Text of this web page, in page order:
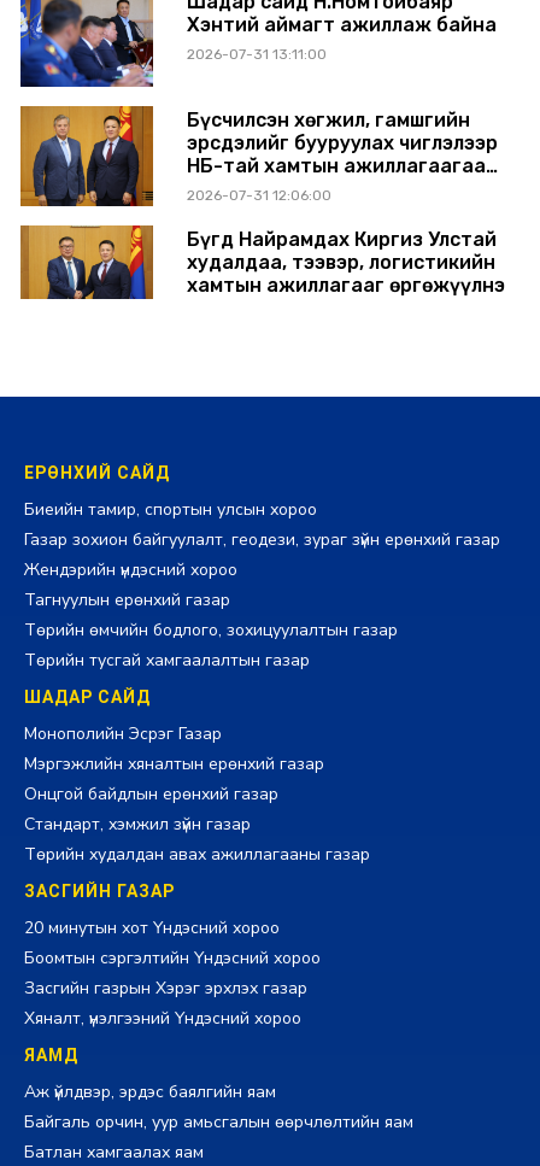
Хэнтий аймагт ажиллаж байна
2026-07-31 13:11:00
Бүсчилсэн хөгжил, гамшгийн
эрсдэлийг бууруулах чиглэлээр
НҮБ-тай хамтын ажиллагаагаа
өргөжүүлэхээр санал солилцлоо
2026-07-31 12:06:00
Бүгд Найрамдах Киргиз Улстай
худалдаа, тээвэр, логистикийн
хамтын ажиллагааг өргөжүүлнэ
ЕРӨНХИЙ САЙД
Биеийн тамир, спортын улсын хороо
Газар зохион байгуулалт, геодези, зураг зүйн ерөнхий газар
Жендэрийн үндэсний хороо
Тагнуулын ерөнхий газар
Төрийн өмчийн бодлого, зохицуулалтын газар
Төрийн тусгай хамгаалалтын газар
ШАДАР САЙД
Монополийн Эсрэг Газар
Мэргэжлийн хяналтын ерөнхий газар
Онцгой байдлын ерөнхий газар
Стандарт, хэмжил зүйн газар
Төрийн худалдан авах ажиллагааны газар
ЗАСГИЙН ГАЗАР
20 минутын хот Үндэсний хороо
Боомтын сэргэлтийн Үндэсний хороо
Засгийн газрын Хэрэг эрхлэх газар
Хяналт, үнэлгээний Үндэсний хороо
ЯАМД
Аж үйлдвэр, эрдэс баялгийн яам
Байгаль орчин, уур амьсгалын өөрчлөлтийн яам
Батлан хамгаалах яам